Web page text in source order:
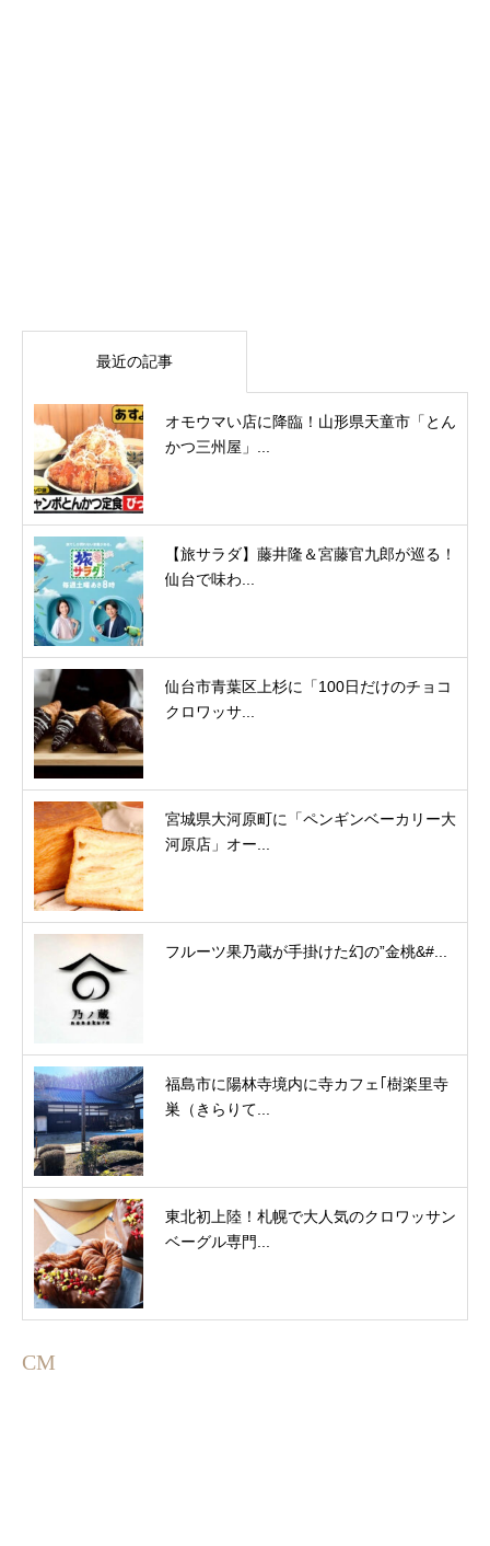
最近の記事
オモウマい店に降臨！山形県天童市「とん
かつ三州屋」...
【旅サラダ】藤井隆＆宮藤官九郎が巡る！
仙台で味わ...
仙台市青葉区上杉に「100日だけのチョコ
クロワッサ...
宮城県大河原町に「ペンギンベーカリー大
河原店」オー...
フルーツ果乃蔵が手掛けた幻の”金桃&#...
福島市に陽林寺境内に寺カフェ｢樹楽里寺
巣（きらりて...
東北初上陸！札幌で大人気のクロワッサン
ベーグル専門...
CM